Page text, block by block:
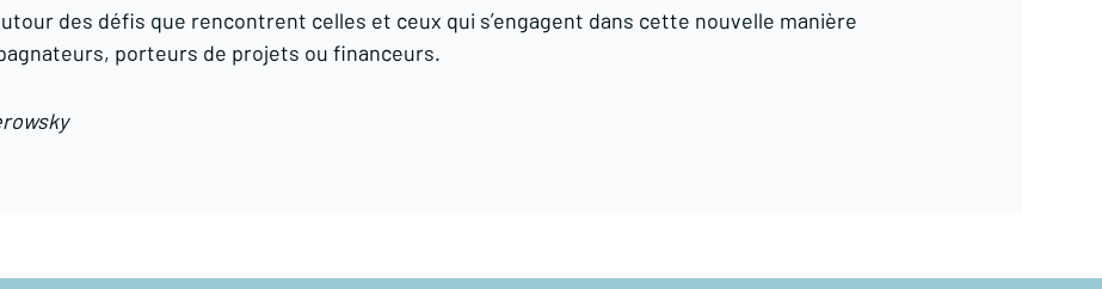
des défis que rencontrent celles et ceux qui s’engagent dans cette nouvelle manière
porteurs de projets ou financeurs.